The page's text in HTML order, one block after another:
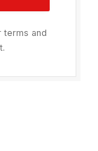
terms and